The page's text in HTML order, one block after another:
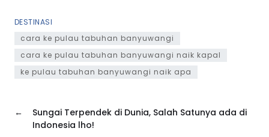
DESTINASI
cara ke pulau tabuhan banyuwangi
cara ke pulau tabuhan banyuwangi naik kapal
ke pulau tabuhan banyuwangi naik apa
←
Sungai Terpendek di Dunia, Salah Satunya ada di
Indonesia lho!